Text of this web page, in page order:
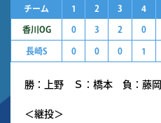
チーム 1 2 3 4
香川OG 0 3 2 0
長崎S 0 0 0 1
勝：上野 Ｓ：橋本 負：藤岡
＜継投＞